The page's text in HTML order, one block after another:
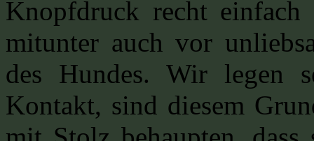
Knopfdruck recht
mitunter auch vor
des Hundes. Wir legen
Kontakt, sind diesem